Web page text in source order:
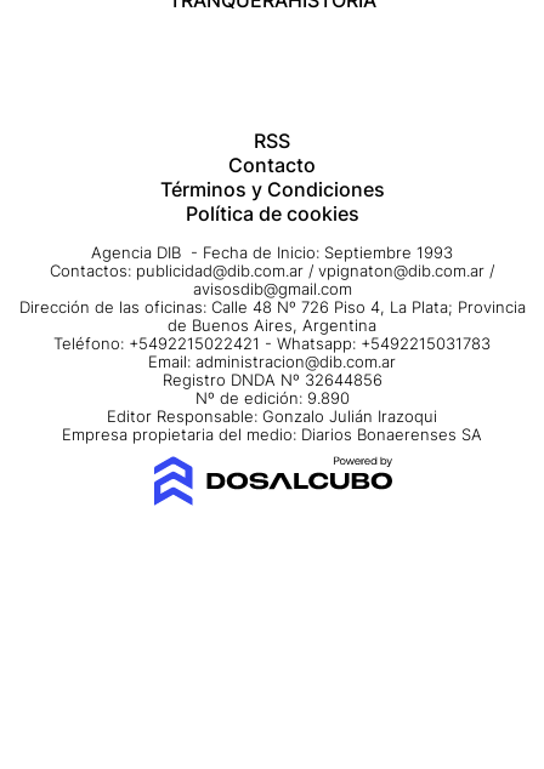
RSS
Contacto
Términos y Condiciones
Política de cookies
Agencia DIB - Fecha de Inicio: Septiembre 1993
Contactos: publicidad@dib.com.ar / vpignaton@dib.com.ar /
avisosdib@gmail.com
Dirección de las oficinas: Calle 48 Nº 726 Piso 4, La Plata; Provincia
de Buenos Aires, Argentina
Teléfono: +5492215022421 - Whatsapp: +5492215031783
Email: administracion@dib.com.ar
Registro DNDA Nº 32644856
Nº de edición: 9.890
Editor Responsable: Gonzalo Julián Irazoqui
Empresa propietaria del medio: Diarios Bonaerenses SA